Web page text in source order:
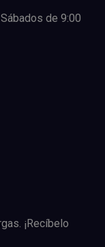
de 9:00
¡Recíbelo